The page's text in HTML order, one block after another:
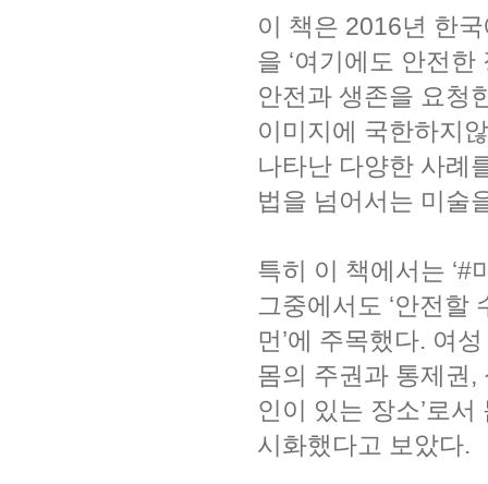
이 책은 2016년 한
을 ‘여기에도 안전
안전과 생존을 요청
이미지에 국한하지
나타난 다양한 사례
법을 넘어서는 미술
특히 이 책에서는 ‘#
그중에서도 ‘안전할
먼’에 주목했다. 여
몸의 주권과 통제권,
인이 있는 장소’로
시화했다고 보았다.